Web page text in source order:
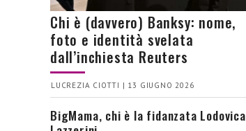
Chi è (davvero) Banksy: nome,
foto e identità svelata
dall’inchiesta Reuters
LUCREZIA CIOTTI | 13 GIUGNO 2026
BigMama, chi è la fidanzata Lodovica